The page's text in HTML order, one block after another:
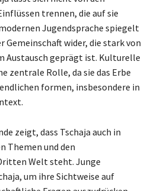
trennen, die auf sie
Jugendsprache spiegelt
Gemeinschaft wider, die stark von
Austausch geprägt ist. Kulturelle
zentrale Rolle, da sie das Erbe
formen, insbesondere in
zeigt, dass Tschaja auch in
Themen und den
Welt steht. Junge
um ihre Sichtweise auf